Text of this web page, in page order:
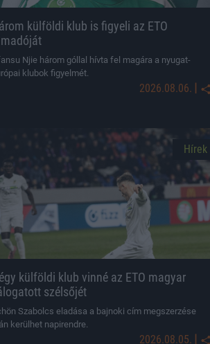
külföldi klub is figyeli az ETO
Njie három góllal hívta fel magára a nyugat-
klubok figyelmét.
2026.08.06. |
Hírek
külföldi klub vinné az ETO magyar
szélsőjét
Szabolcs eladása a bajnoki cím megszerzése
kerülhet napirendre.
2026.08.05. |